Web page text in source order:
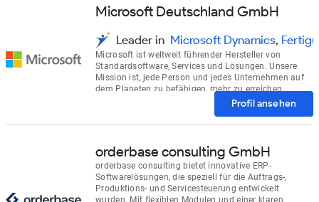
Microsoft Deutschland GmbH
Leader in Microsoft Dynamics,
Microsoft ist weltweit führender Hersteller von
Standardsoftware, Services und Lösungen. Unsere
Mission ist, jede Person und jedes Unternehmen auf
dem Planeten zu befähigen, mehr zu erreichen.
Sicherheit und Zuverlässigkeit, Innovation und
stehen bei der Entwicklung aller Microsoft-Produkte
Profil ansehen
orderbase consulting GmbH
orderbase consulting bietet innovative ERP-
Softwarelösungen, die speziell für die Auftrags-,
Produktions- und Servicesteuerung entwickelt
wurden. Mit flexiblen Modulen und einer klaren